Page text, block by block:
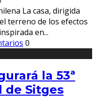
La casa, dirigida
terreno de los efectos
en...
0
la 53ª
de Sitges